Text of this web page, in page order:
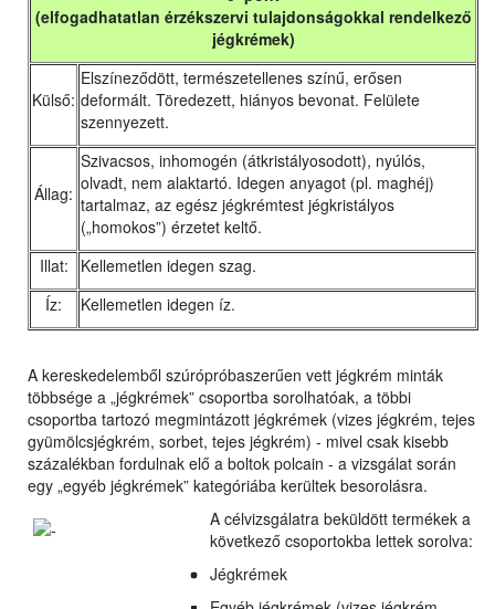
(elfogadhatatlan érzékszervi tulajdonságokkal rendelkező
jégkrémek)
Külső:
Elszíneződött, természetellenes színű, erősen
deformált. Töredezett, hiányos bevonat. Felülete
szennyezett.
Állag:
Szivacsos, inhomogén (átkristályosodott), nyúlós,
olvadt, nem alaktartó. Idegen anyagot (pl. maghéj)
tartalmaz, az egész jégkrémtest jégkristályos
(„homokos”) érzetet keltő.
Illat:
Kellemetlen idegen szag.
Íz:
Kellemetlen idegen íz.
A kereskedelemből szúrópróbaszerűen vett jégkrém minták
többsége a „jégkrémek” csoportba sorolhatóak, a többi
csoportba tartozó megmintázott jégkrémek (vizes jégkrém, tejes
gyümölcsjégkrém, sorbet, tejes jégkrém) - mivel csak kisebb
százalékban fordulnak elő a boltok polcain - a vizsgálat során
egy „egyéb jégkrémek” kategóriába kerültek besorolásra.
A célvizsgálatra beküldött termékek a
következő csoportokba lettek sorolva:
Jégkrémek